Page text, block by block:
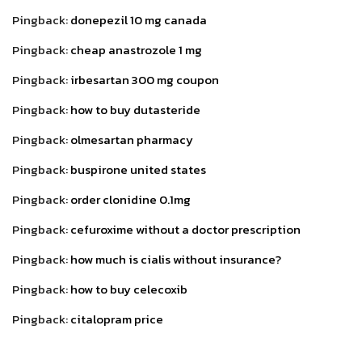
Pingback:donepezil 10 mg canada
Pingback:cheap anastrozole 1 mg
Pingback:irbesartan 300 mg coupon
Pingback:how to buy dutasteride
Pingback:olmesartan pharmacy
Pingback:buspirone united states
Pingback:order clonidine 0.1mg
Pingback:cefuroxime without a doctor prescription
Pingback:how much is cialis without insurance?
Pingback:how to buy celecoxib
Pingback:citalopram price